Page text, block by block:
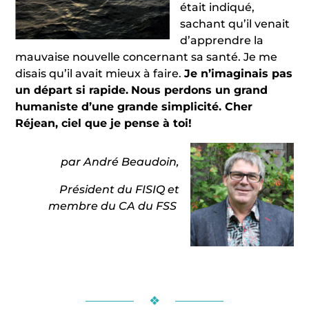
était indiqué,
sachant qu’il venait
d’apprendre la
mauvaise nouvelle concernant sa santé. Je me
disais qu’il avait mieux à faire.Je n’imaginais pas
un départ si rapide. Nous perdons un grand
humaniste d’une grande simplicité. Cher
Réjean, ciel que je pense à toi!
par André Beaudoin,
Président du FISIQ et
membre du CA du FSS
❖